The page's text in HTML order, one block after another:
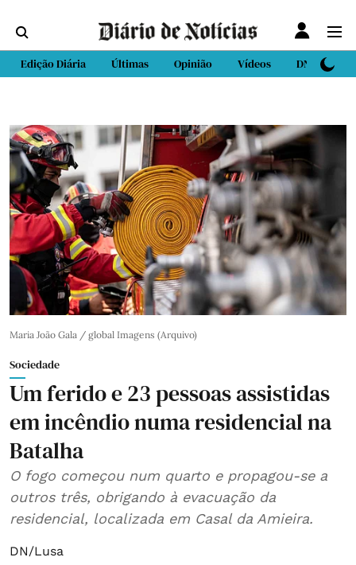
Edição Diária Últimas Opinião Vídeos DN Sport
Maria João Gala / global Imagens (Arquivo)
Sociedade
Um ferido e 23 pessoas assistidas
em incêndio numa residencial na
Batalha
O fogo começou num quarto e propagou-se a
outros três, obrigando à evacuação da
residencial, localizada em Casal da Amieira.
DN/Lusa